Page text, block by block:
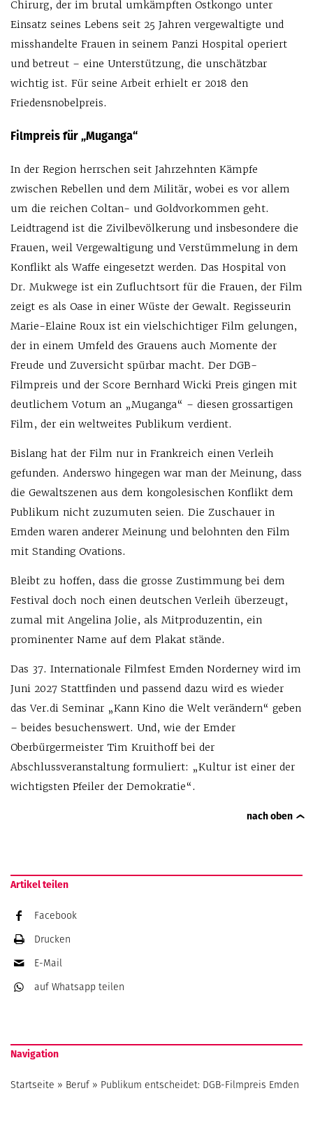
Chirurg, der im brutal umkämpften Ostkongo unter
Einsatz seines Lebens seit 25 Jahren vergewaltigte und
misshandelte Frauen in seinem Panzi Hospital operiert
und betreut – eine Unterstützung, die unschätzbar
wichtig ist. Für seine Arbeit erhielt er 2018 den
Friedensnobelpreis.
Filmpreis für „Muganga“
In der Region herrschen seit Jahrzehnten Kämpfe
zwischen Rebellen und dem Militär, wobei es vor allem
um die reichen Coltan- und Goldvorkommen geht.
Leidtragend ist die Zivilbevölkerung und insbesondere die
Frauen, weil Vergewaltigung und Verstümmelung in dem
Konflikt als Waffe eingesetzt werden. Das Hospital von
Dr. Mukwege ist ein Zufluchtsort für die Frauen, der Film
zeigt es als Oase in einer Wüste der Gewalt. Regisseurin
Marie-Elaine Roux ist ein vielschichtiger Film gelungen,
der in einem Umfeld des Grauens auch Momente der
Freude und Zuversicht spürbar macht. Der DGB-
Filmpreis und der Score Bernhard Wicki Preis gingen mit
deutlichem Votum an „Muganga“ – diesen grossartigen
Film, der ein weltweites Publikum verdient.
Bislang hat der Film nur in Frankreich einen Verleih
gefunden. Anderswo hingegen war man der Meinung, dass
die Gewaltszenen aus dem kongolesischen Konflikt dem
Publikum nicht zuzumuten seien. Die Zuschauer in
Emden waren anderer Meinung und belohnten den Film
mit Standing Ovations.
Bleibt zu hoffen, dass die grosse Zustimmung bei dem
Festival doch noch einen deutschen Verleih überzeugt,
zumal mit Angelina Jolie, als Mitproduzentin, ein
prominenter Name auf dem Plakat stände.
Das 37. Internationale Filmfest Emden Norderney wird im
Juni 2027 Stattfinden und passend dazu wird es wieder
das Ver.di Seminar „Kann Kino die Welt verändern“ geben
– beides besuchenswert. Und, wie der Emder
Oberbürgermeister Tim Kruithoff bei der
Abschlussveranstaltung formuliert: „Kultur ist einer der
wichtigsten Pfeiler der Demokratie“.
nach oben
Artikel teilen
Facebook
Drucken
E-Mail
auf Whatsapp teilen
Navigation
Startseite » Beruf» Publikum entscheidet: DGB-Filmpreis Emden